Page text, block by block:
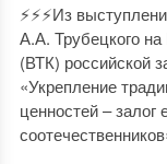
⚡⚡⚡Из
А.А. Трубецкого
(ВТК) российской
«Укрепление
ценностей – залог